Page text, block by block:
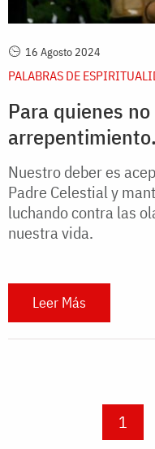
16 Agosto 2024
PALABRAS DE
Para quienes
Nuestro deber es
Padre Celestial y
luchando contra las
nuestra vida.
Leer Más
1